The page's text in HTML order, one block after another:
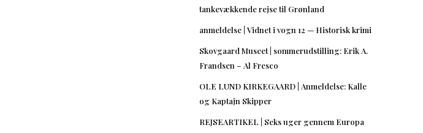
tankevækkende rejse til Grønland
anmeldelse | Vidnet i vogn 12 — Historisk krimi
Skovgaard Museet | sommerudstilling: Erik A.
Frandsen – Al Fresco
OLE LUND KIRKEGAARD | Anmeldelse: Kalle
og Kaptajn Skipper
REJSEARTIKEL | Seks uger gennem Europa